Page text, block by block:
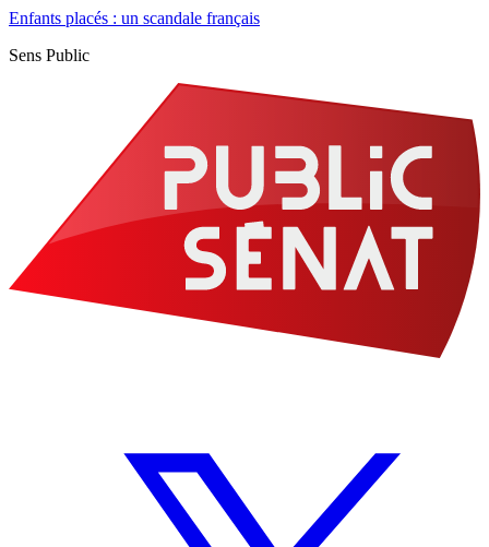
Enfants placés : un scandale français
Sens Public